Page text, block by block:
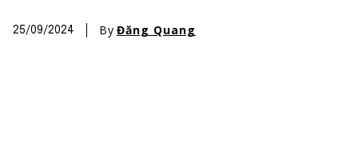
25/09/2024 By Đăng Quang